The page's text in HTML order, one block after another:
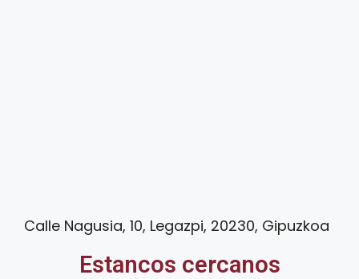
Calle Nagusia, 10, Legazpi, 20230, Gipuzkoa
Estancos cercanos